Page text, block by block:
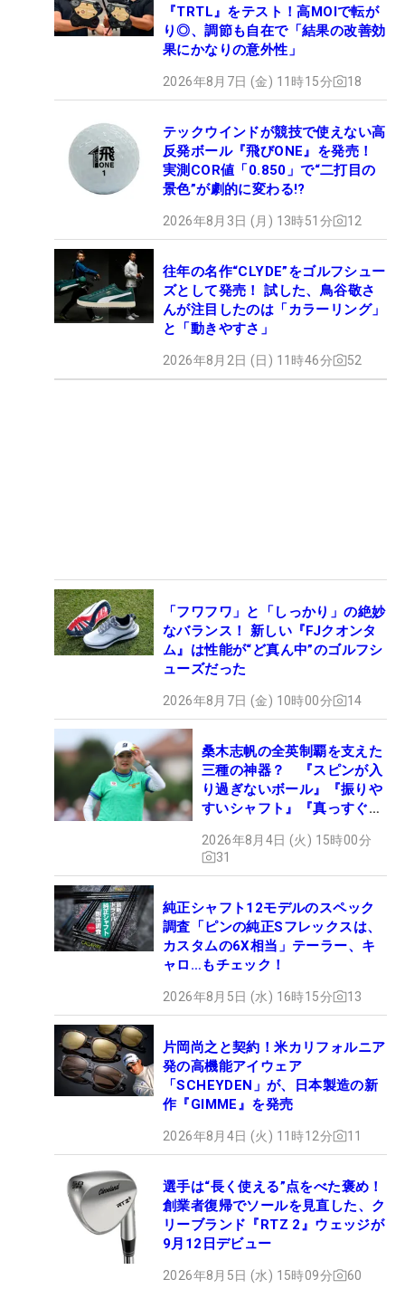
『TRTL』をテスト！高MOIで転が
り◎、調節も自在で「結果の改善効
果にかなりの意外性」
2026年8月7日 (金) 11時15分 18
テックウインドが競技で使えない高
反発ボール『飛びONE』を発売！
実測COR値「0.850」で“二打目の
景色”が劇的に変わる!?
2026年8月3日 (月) 13時51分 12
往年の名作“CLYDE”をゴルフシュー
ズとして発売！ 試した、鳥谷敬さ
んが注目したのは「カラーリング」
と「動きやすさ」
2026年8月2日 (日) 11時46分 52
「フワフワ」と「しっかり」の絶妙
なバランス！ 新しい『FJクオンタ
ム』は性能が“ど真ん中”のゴルフシ
ューズだった
2026年8月7日 (金) 10時00分 14
桑木志帆の全英制覇を支えた
三種の神器？ 『スピンが入
り過ぎないボール』『振りや
すいシャフト』『真っすぐ飛
セッティング
2026年8月4日 (火) 15時00分
31
純正シャフト12モデルのスペック
調査「ピンの純正Sフレックスは、
カスタムの6X相当」テーラー、キ
ャロ…もチェック！
2026年8月5日 (水) 16時15分 13
片岡尚之と契約！米カリフォルニア
発の高機能アイウェア
「SCHEYDEN」が、日本製造の新
作『GIMME』を発売
2026年8月4日 (火) 11時12分 11
選手は“長く使える”点をべた褒め！
創業者復帰でソールを見直した、ク
リーブランド『RTZ 2』ウェッジが
9月12日デビュー
2026年8月5日 (水) 15時09分 60